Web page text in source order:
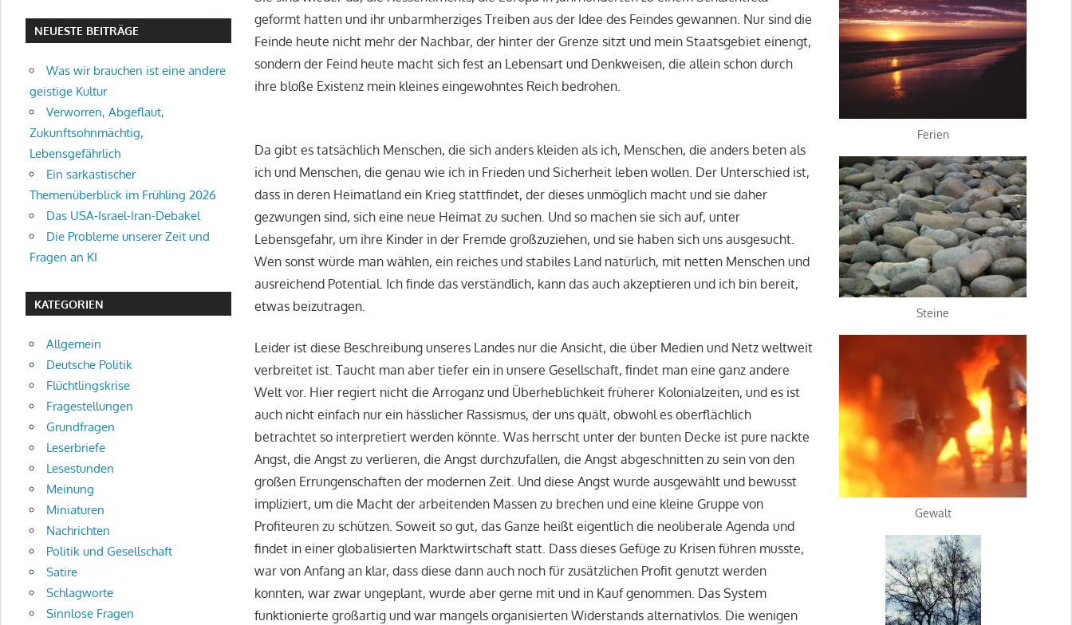
geformt hatten und ihr unbarmherziges Treiben aus der Idee des Feindes gewannen. Nur sind die
Feinde heute nicht mehr der Nachbar, der hinter der Grenze sitzt und mein Staatsgebiet einengt,
sondern der Feind heute macht sich fest an Lebensart und Denkweisen, die allein schon durch
ihre bloße Existenz mein kleines eingewohntes Reich bedrohen.
Da gibt es tatsächlich Menschen, die sich anders kleiden als ich, Menschen, die anders beten als
ich und Menschen, die genau wie ich in Frieden und Sicherheit leben wollen. Der Unterschied ist,
dass in deren Heimatland ein Krieg stattfindet, der dieses unmöglich macht und sie daher
gezwungen sind, sich eine neue Heimat zu suchen. Und so machen sie sich auf, unter
Lebensgefahr, um ihre Kinder in der Fremde großzuziehen, und sie haben sich uns ausgesucht.
Wen sonst würde man wählen, ein reiches und stabiles Land natürlich, mit netten Menschen und
ausreichend Potential. Ich finde das verständlich, kann das auch akzeptieren und ich bin bereit,
etwas beizutragen.
Leider ist diese Beschreibung unseres Landes nur die Ansicht, die über Medien und Netz weltweit
verbreitet ist. Taucht man aber tiefer ein in unsere Gesellschaft, findet man eine ganz andere
Welt vor. Hier regiert nicht die Arroganz und Überheblichkeit früherer Kolonialzeiten, und es ist
auch nicht einfach nur ein hässlicher Rassismus, der uns quält, obwohl es oberflächlich
betrachtet so interpretiert werden könnte. Was herrscht unter der bunten Decke ist pure nackte
Angst, die Angst zu verlieren, die Angst durchzufallen, die Angst abgeschnitten zu sein von den
großen Errungenschaften der modernen Zeit. Und diese Angst wurde ausgewählt und bewusst
impliziert, um die Macht der arbeitenden Massen zu brechen und eine kleine Gruppe von
Profiteuren zu schützen. Soweit so gut, das Ganze heißt eigentlich die neoliberale Agenda und
findet in einer globalisierten Marktwirtschaft statt. Dass dieses Gefüge zu Krisen führen musste,
war von Anfang an klar, dass diese dann auch noch für zusätzlichen Profit genutzt werden
konnten, war zwar ungeplant, wurde aber gerne mit und in Kauf genommen. Das System
funktionierte großartig und war mangels organisierten Widerstands alternativlos. Die wenigen
NEUESTE BEITRÄGE
Was wir brauchen ist eine andere
geistige Kultur
Verworren, Abgeflaut,
Zukunftsohnmächtig,
Lebensgefährlich
Ein sarkastischer
Themenüberblick im Frühling 2026
Das USA-Israel-Iran-Debakel
Die Probleme unserer Zeit und
Fragen an KI
KATEGORIEN
Allgemein
Deutsche Politik
Flüchtlingskrise
Fragestellungen
Grundfragen
Leserbriefe
Lesestunden
Meinung
Miniaturen
Nachrichten
Politik und Gesellschaft
Satire
Schlagworte
Sinnlose Fragen
Ferien
Steine
Gewalt